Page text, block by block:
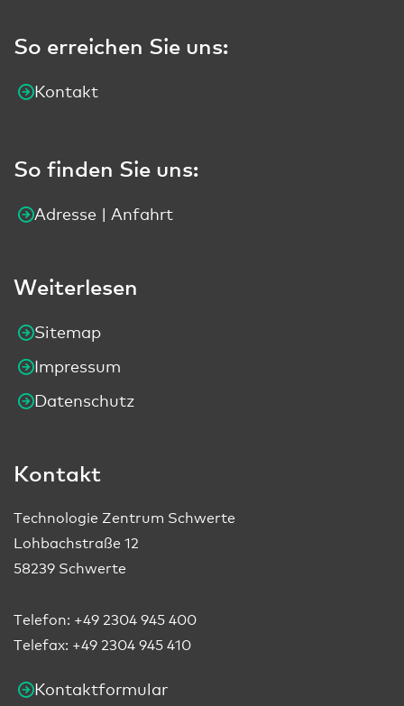
So erreichen Sie uns:
Kontakt
So finden Sie uns:
Adresse | Anfahrt
Weiterlesen
Sitemap
Impressum
Datenschutz
Kontakt
Technologie Zentrum Schwerte
Lohbachstraße 12
58239 Schwerte
Telefon: +49 2304 945 400
Telefax: +49 2304 945 410
Kontaktformular